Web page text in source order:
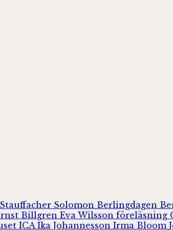
Solomon Berlingdagen
Billgren Eva Wilsson föreläsning
ICA Ika Johannesson Irma Bloom